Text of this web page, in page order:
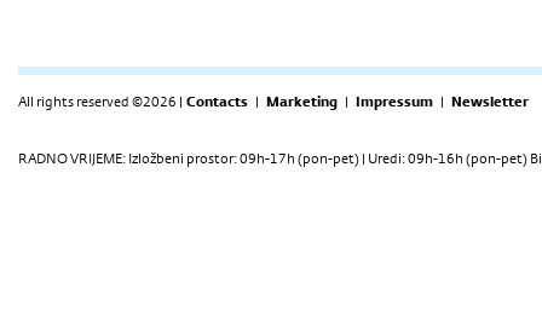
All rights reserved ©2026 | Contacts | Marketing | Impressum | Newsletter
RADNO VRIJEME: Izložbeni prostor: 09h-17h (pon-pet) | Uredi: 09h-16h (pon-pet)